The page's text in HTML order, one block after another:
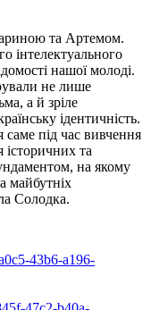
та Артемом.
інтелектуального
нашої молоді.
не лише
а й зріле
ідентичність.
під час вивчення
історичних та
на якому
майбутніх
Солодка.